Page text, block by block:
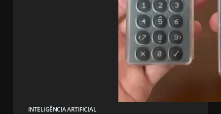
INTELIGÊNCIA ARTIFICIAL